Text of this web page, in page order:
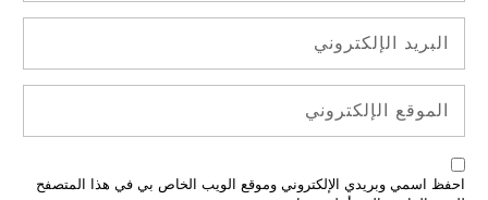
احفظ اسمي وبريدي الإلكتروني وموقع الويب الخاص بي في هذا المتصفح